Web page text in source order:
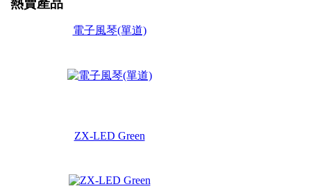
熱賣產品
電子風琴(單道)
ZX-LED Green